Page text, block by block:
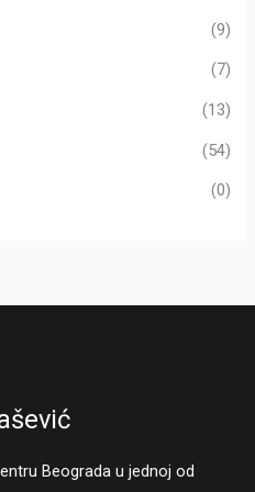
(9)
(7)
(13)
(54)
(0)
Beograda u jednoj od